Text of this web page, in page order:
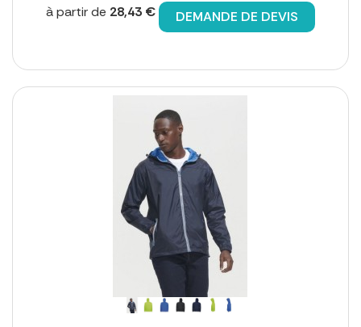
à partir de 28,43 € DEMANDE DE DEVIS